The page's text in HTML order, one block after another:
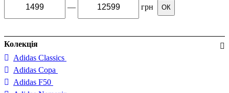
— грн ОК
Колекція
Adidas Classics
Adidas Copa
Adidas F50